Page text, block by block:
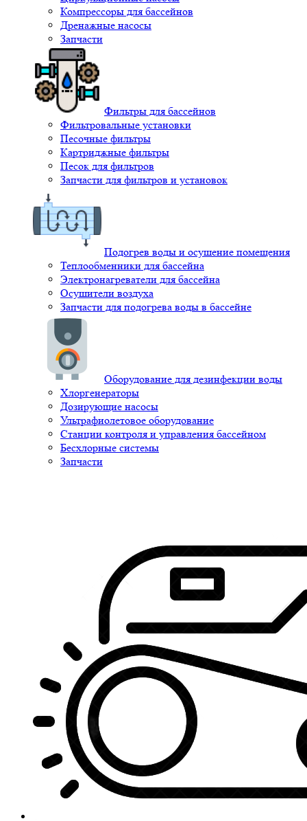
Компрессоры для бассейнов
Дренажные насосы
Запчасти
Фильтры для бассейнов
Фильтровальные установки
Песочные фильтры
Картриджные фильтры
Песок для фильтров
Запчасти для фильтров и установок
Подогрев воды и осушение помещения
Теплообменники для бассейна
Электронагреватели для бассейна
Осушители воздуха
Запчасти для подогрева воды в бассейне
Оборудование для дезинфекции воды
Хлоргенераторы
Дозирующие насосы
Ультрафиолетовое оборудование
Станции контроля и управления бассейном
Бесхлорные системы
Запчасти